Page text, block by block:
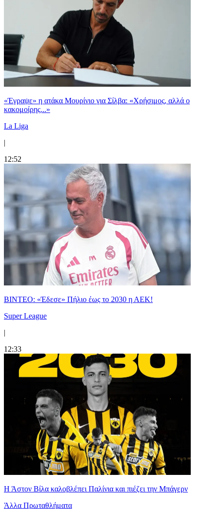
«Έγραψε» η ατάκα Μουρίνιο για Σίλβα: «Χρήσιμος, αλλά ο
κακομοίρης...»
La Liga
|
12:52
ΒΙΝΤΕΟ: «Έδεσε» Πήλιο έως το 2030 η ΑΕΚ!
Super League
|
12:33
Η Άστον Βίλα καλοβλέπει Παλίνια και πιέζει την Μπάγερν
Άλλα Πρωταθλήματα